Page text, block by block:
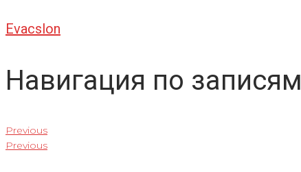
Evacslon
Навигация по записям
Previous
Previous